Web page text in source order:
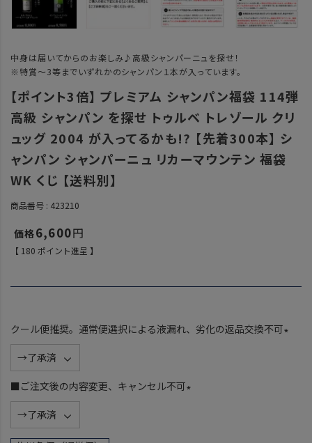
中身は届いてからのお楽しみ♪高級シャンパーニュを探せ！
※特賞～3等までいずれかのシャンパン１本が入っています。
【ポイント3倍】 プレミアム シャンパン福袋 114弾
高級 シャンパン を探せ トゥルベ トレゾール クリ
ュッグ 2004 が入ってるかも!? 【先着300本】 シ
ャンパン シャンパーニュ リカーマウンテン 福袋
WK くじ 【送料別】
商品番号 423210
6,600
【 180 ポイント進呈 】
クール便推奨。通常便選択による液漏れ、劣化の返品交換不可
■ご注文後の内容変更、キャンセル不可